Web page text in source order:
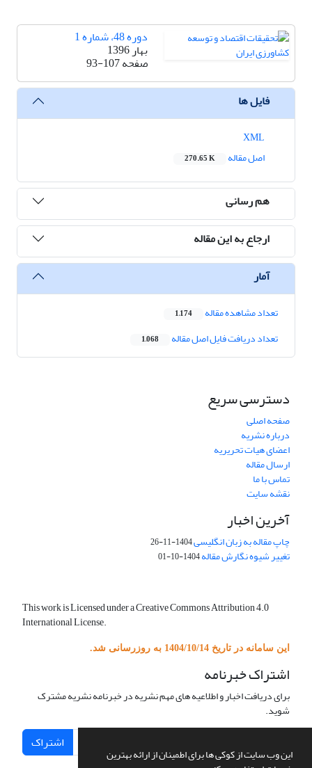
این وب سایت از کوکی ها برای اطمینان از ارائه بهترین
دوره 48، شماره 1
بهار 1396
صفحه93-107
فایل ها
اصل مقاله
270.65 K
هم رسانی
ارجاع به این مقاله
آمار
تعداد مشاهده مقاله 1,174
تعداد دریافت فایل اصل مقاله 1,068
دسترسی سریع
صفحه اصلی
درباره نشریه
اعضای هیات تحریریه
ارسال مقاله
تماس با ما
نقشه سایت
آخرین اخبار
چاپ مقاله به زبان انگلیسی1404-11-26
تغییر شیوه نگارش مقاله1404-10-01
This work is Licensed under a Creative Commons Attribution 4.0
International License.
این سامانه در تاریخ 1404/10/14 به روزرسانی شد.
اشتراک خبرنامه
برای دریافت اخبار و اطلاعیه های مهم نشریه در خبرنامه نشریه مشترک
شوید.
اشتراک